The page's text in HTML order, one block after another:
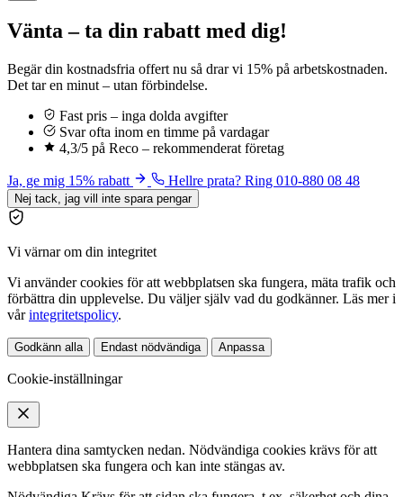
Vänta – ta din rabatt med dig!
Begär din kostnadsfria offert nu så drar vi 15% på arbetskostnaden.
Det tar en minut – utan förbindelse.
Fast pris – inga dolda avgifter
Svar ofta inom en timme på vardagar
4,3/5 på Reco – rekommenderat företag
Ja, ge mig 15% rabatt Hellre prata? Ring 010-880 08 48
Nej tack, jag vill inte spara pengar
Vi värnar om din integritet
Vi använder cookies för att webbplatsen ska fungera, mäta trafik och
förbättra din upplevelse. Du väljer själv vad du godkänner. Läs mer i
vårintegritetspolicy.
Godkänn alla Endast nödvändiga Anpassa
Cookie-inställningar
Hantera dina samtycken nedan. Nödvändiga cookies krävs för att
webbplatsen ska fungera och kan inte stängas av.